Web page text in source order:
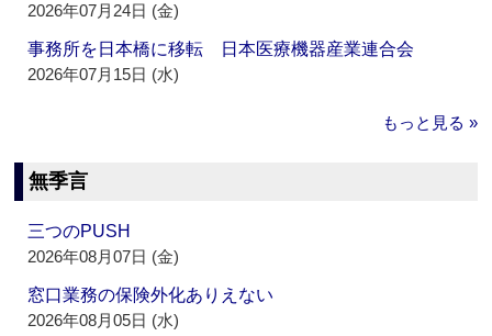
2026年07月24日 (金)
事務所を日本橋に移転 日本医療機器産業連合会
2026年07月15日 (水)
もっと見る »
無季言
三つのPUSH
2026年08月07日 (金)
窓口業務の保険外化ありえない
2026年08月05日 (水)